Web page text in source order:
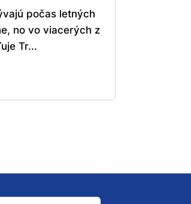
počas letných
no vo viacerých z
Tr...